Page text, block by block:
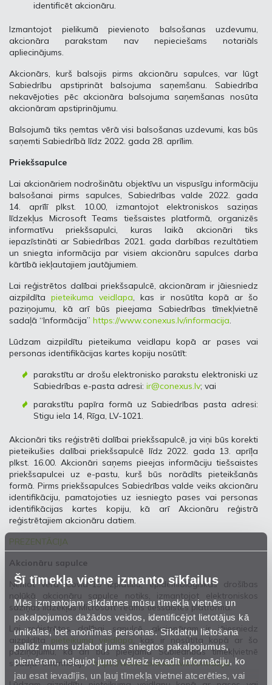
Šī tīmekļa vietne izmanto sīkfailus
Mēs izmantojam sīkdatnes mūsu tīmekļa vietnēs un
pakalpojumos dažādos veidos, identificējot lietotājus kā
unikālas, bet anonīmas personas. Sīkdatņu lietošana
palīdz mums uzlabot jums sniegtos pakalpojumus,
piemēram, neļaujot jums vēlreiz ievadīt informāciju, ko
jau esat ievadījis, un ļauj tīmekļa vietnei atcerēties, vai
identificēt akcionāru.
Izmantojot pielikumā pievienoto balsošanas uzdevumu,
akcionāra parakstam nav nepieciešams notariāls
apliecinājums.
Akcionārs, kurš balsojis pirms akcionāru sapulces, var lūgt
Sabiedrību apstiprināt balsojuma saņemšanu. Sabiedrība
nekavējoties pēc akcionāra balsojuma saņemšanas nosūta
akcionāram apstiprinājumu.
Balsojumā tiks ņemtas vērā visi balsošanas uzdevumi, kas būs
saņemti Sabiedrībā līdz 2022. gada 28. aprīlim.
Priekšsapulce
Lai akcionāriem nodrošinātu objektīvu un vispusīgu informāciju
balsošanai pirms sapulces, Sabiedrības valde 2022. gada
14. aprīlī plkst. 10.00, izmantojot elektroniskos saziņas
līdzekļus Microsoft Teams tiešsaistes platformā, organizēs
informatīvu priekšsapulci, kuras laikā akcionāri tiks
iepazīstināti ar Sabiedrības 2021. gada darbības rezultātiem
un sniegta informācija par visiem akcionāru sapulces darba
kārtībā iekļautajiem jautājumiem.
Lai reģistrētos dalībai priekšsapulcē, akcionāram ir jāiesniedz
aizpildītapieteikuma veidlapa, kas ir nosūtīta kopā ar šo
paziņojumu, kā arī būs pieejama Sabiedrības tīmekļvietnē
sadaļā “Informācija” https://www.conexus.lv/informacija.
Lūdzam aizpildītu pieteikuma veidlapu kopā ar pases vai
personas identifikācijas kartes kopiju nosūtīt:
parakstītu ar drošu elektronisko parakstu elektroniski uz
Sabiedrības e-pasta adresi: ir@conexus.lv; vai
parakstītu papīra formā uz Sabiedrības pasta adresi:
Stigu iela 14, Rīga, LV-1021.
Akcionāri tiks reģistrēti dalībai priekšsapulcē, ja viņi būs korekti
pieteikušies dalībai priekšsapulcē līdz 2022. gada 13. aprīļa
plkst. 16.00. Akcionāri saņems pieejas informāciju tiešsaistes
priekšsapulcei uz e-pastu, kurš būs norādīts pieteikšanās
formā. Pirms priekšsapulces Sabiedrības valde veiks akcionāru
identifikāciju, pamatojoties uz iesniegto pases vai personas
identifikācijas kartes kopiju, kā arī Akcionāru reģistrā
reģistrētajiem akcionāru datiem.
PREZENTĀCIJA
Akcionāru sapulce
Ņemot vērā Covid-19 izplatību, epidemioloģiskās drošības
nolūkā akcionāru sapulce notiks, izmantojot elektroniskos
saziņas līdzekļus Microsoft Teams tiešsaistes platformā.
Lai reģistrētos dalībai sapulcē, akcionāram ir jāiesniedz
aizpildītapieteikuma veidlapa, kas ir nosūtīta kopā ar šo
paziņojumu, kā arī būs pieejama Sabiedrības tīmekļvietnē
sadaļā “Informācija”https://www.conexus.lv/informacija.